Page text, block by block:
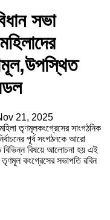
সভা
21, 2025
তৃণমূলকংগ্রেসের সাংগঠনিক
পূর্ব সংগঠনকে আরো
বিষয়ে আলোচনা হয় এই
কংগ্রেসের সভাপতি রবিন